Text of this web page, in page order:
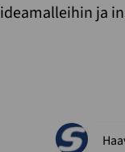
ideamalleihin ja